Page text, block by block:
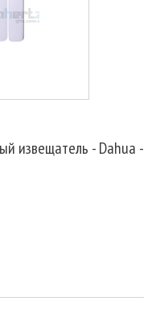
извещатель - Dahua -